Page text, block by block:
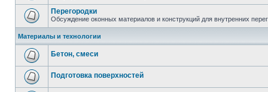
Перегородки
Обсуждение оконных материалов и конструкций для внутренних
Материалы и технологии
Бетон, смеси
Подготовка поверхностей